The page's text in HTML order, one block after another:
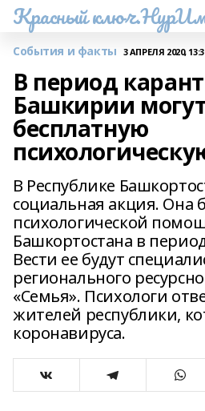
Красный
События и факты 3 АПРЕЛЯ 2020,
В период
Башкирии
бесплатную
В Республике
социальная акция. Она
психологической
Башкортостана в
Вести ее будут
регионального
«Семья». Психологи
жителей республики,
коронавируса.